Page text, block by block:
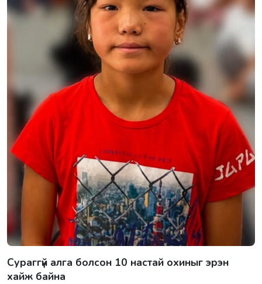
Сураггүй алга болсон 10 настай охиныг эрэн
хайж байна